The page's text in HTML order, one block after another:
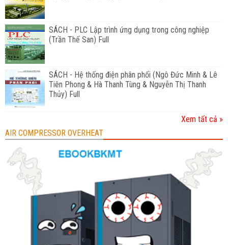
SÁCH - PLC Lập trình ứng dụng trong công nghiệp
(Trần Thế San) Full
SÁCH - Hệ thống điện phân phối (Ngô Đức Minh & Lê
Tiên Phong & Hà Thanh Tùng & Nguyễn Thị Thanh
Thủy) Full
Xem tất cả »
AIR COMPRESSOR OVERHEAT